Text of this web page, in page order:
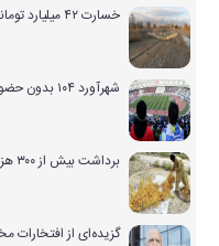
خسارت ۴۲ میلیارد تومانی طوفان به تاسیسات هرمزگان
شهرآورد ۱۰۴ بدون حضور بانوان
برداشت بیش از ۳۰۰ هزار تن خرما ازنخلستان‌های سیستان وبلوچستان
گزیده‌ای از